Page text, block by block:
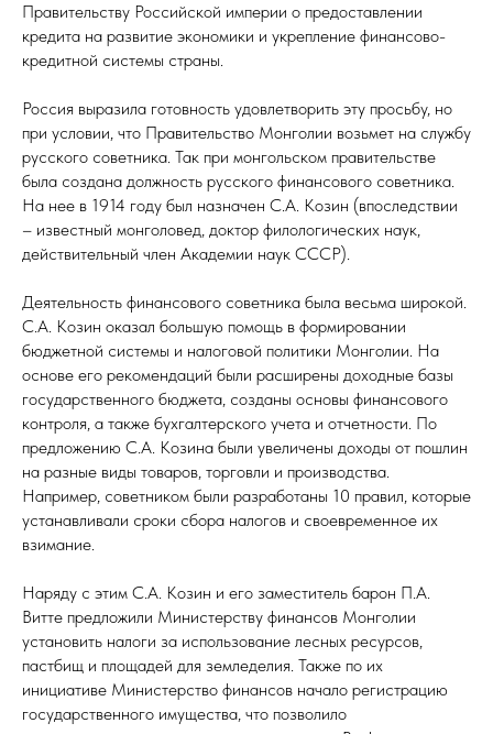
Правительству Российской империи о предоставлении
кредита на развитие экономики и укрепление финансово-
кредитной системы страны.
Россия выразила готовность удовлетворить эту просьбу, но
при условии, что Правительство Монголии возьмет на службу
русского советника. Так при монгольском правительстве
была создана должность русского финансового советника.
На нее в 1914 году был назначен С.А. Козин (впоследствии
– известный монголовед, доктор филологических наук,
действительный член Академии наук СССР).
Деятельность финансового советника была весьма широкой.
С.А. Козин оказал большую помощь в формировании
бюджетной системы и налоговой политики Монголии. На
основе его рекомендаций были расширены доходные базы
государственного бюджета, созданы основы финансового
контроля, а также бухгалтерского учета и отчетности. По
предложению С.А. Козина были увеличены доходы от пошлин
на разные виды товаров, торговли и производства.
Например, советником были разработаны 10 правил, которые
устанавливали сроки сбора налогов и своевременное их
взимание.
Наряду с этим С.А. Козин и его заместитель барон П.А.
Витте предложили Министерству финансов Монголии
установить налоги за использование лесных ресурсов,
пастбищ и площадей для земледелия. Также по их
инициативе Министерство финансов начало регистрацию
государственного имущества, что позволило